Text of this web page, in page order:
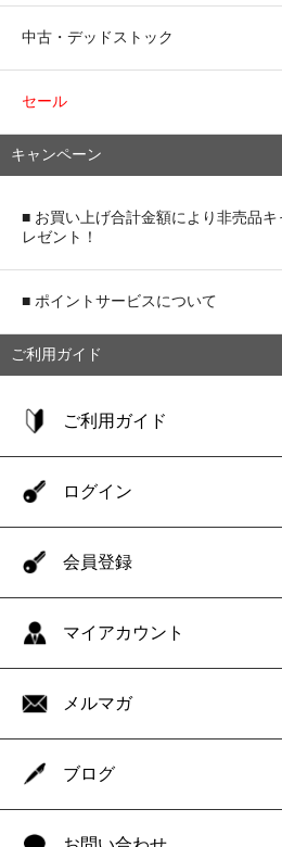
中古・デッドストック
セール
キャンペーン
■ お買い上げ合計金額により非売品
レゼント！
■ ポイントサービスについて
ご利用ガイド
ご利用ガイド
ログイン
会員登録
マイアカウント
メルマガ
ブログ